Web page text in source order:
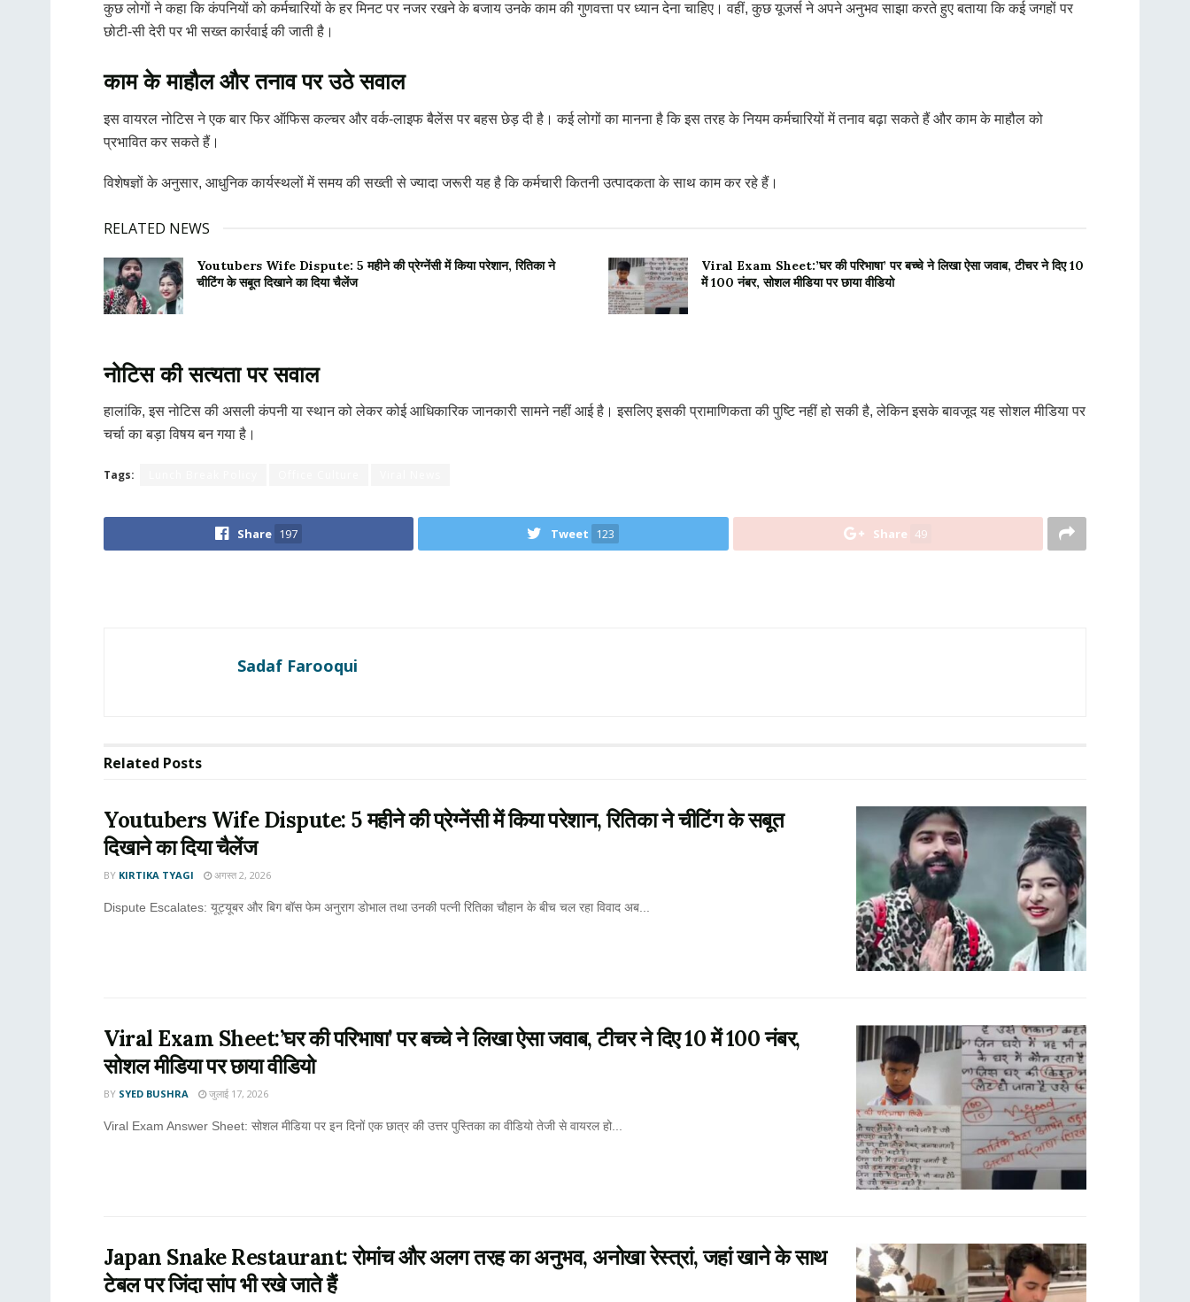
कुछ लोगों ने कहा कि कंपनियों को कर्मचारियों के हर मिनट पर नजर रखने के बजाय उनके काम की गुणवत्ता पर ध्यान देना चाहिए। वहीं, कुछ यूजर्स ने अपने अनुभव साझा करते हुए बताया कि कई जगहों पर
छोटी-सी देरी पर भी सख्त कार्रवाई की जाती है।
काम के माहौल और तनाव पर उठे सवाल
इस वायरल नोटिस ने एक बार फिर ऑफिस कल्चर और वर्क-लाइफ बैलेंस पर बहस छेड़ दी है। कई लोगों का मानना है कि इस तरह के नियम कर्मचारियों में तनाव बढ़ा सकते हैं और काम के माहौल को
प्रभावित कर सकते हैं।
विशेषज्ञों के अनुसार, आधुनिक कार्यस्थलों में समय की सख्ती से ज्यादा जरूरी यह है कि कर्मचारी कितनी उत्पादकता के साथ काम कर रहे हैं।
RELATED NEWS
Youtubers Wife Dispute: 5 महीने की प्रेग्नेंसी में किया परेशान, रितिका ने
चीटिंग के सबूत दिखाने का दिया चैलेंज
Viral Exam Sheet:’घर की परिभाषा’ पर बच्चे ने लिखा ऐसा जवाब, टीचर ने दिए 10
में 100 नंबर, सोशल मीडिया पर छाया वीडियो
नोटिस की सत्यता पर सवाल
हालांकि, इस नोटिस की असली कंपनी या स्थान को लेकर कोई आधिकारिक जानकारी सामने नहीं आई है। इसलिए इसकी प्रामाणिकता की पुष्टि नहीं हो सकी है, लेकिन इसके बावजूद यह सोशल मीडिया पर
चर्चा का बड़ा विषय बन गया है।
Tags:
Share 197 Tweet 123 Share 49
Sadaf Farooqui
Related Posts
Youtubers Wife Dispute: 5 महीने की प्रेग्नेंसी में किया परेशान, रितिका ने चीटिंग के सबूत
दिखाने का दिया चैलेंज
BY KIRTIKA TYAGI अगस्त 2, 2026
Dispute Escalates: यूट्यूबर और बिग बॉस फेम अनुराग डोभाल तथा उनकी पत्नी रितिका चौहान के बीच चल रहा विवाद अब...
Viral Exam Sheet:’घर की परिभाषा’ पर बच्चे ने लिखा ऐसा जवाब, टीचर ने दिए 10 में 100 नंबर,
सोशल मीडिया पर छाया वीडियो
BY SYED BUSHRA जुलाई 17, 2026
Viral Exam Answer Sheet: सोशल मीडिया पर इन दिनों एक छात्र की उत्तर पुस्तिका का वीडियो तेजी से वायरल हो...
Japan Snake Restaurant: रोमांच और अलग तरह का अनुभव, अनोखा रेस्त्रां, जहां खाने के साथ
टेबल पर जिंदा सांप भी रखे जाते हैं